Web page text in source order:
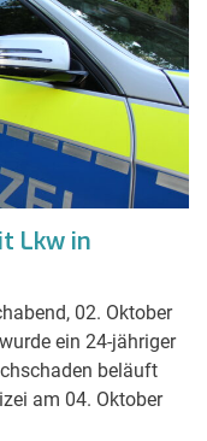
Lkw in
02. Oktober
ein 24-jähriger
beläuft
am 04. Oktober